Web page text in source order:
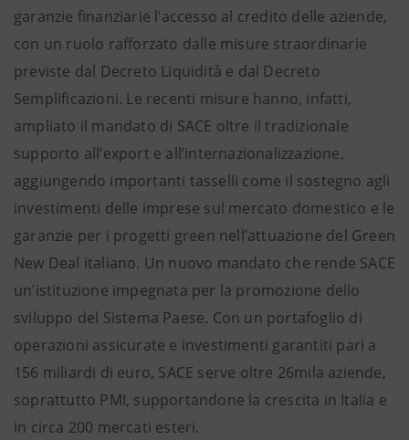
garanzie finanziarie l’accesso al credito delle aziende,
con un ruolo rafforzato dalle misure straordinarie
previste dal Decreto Liquidità e dal Decreto
Semplificazioni. Le recenti misure hanno, infatti,
ampliato il mandato di SACE oltre il tradizionale
supporto all’export e all’internazionalizzazione,
aggiungendo importanti tasselli come il sostegno agli
investimenti delle imprese sul mercato domestico e le
garanzie per i progetti green nell’attuazione del Green
New Deal italiano. Un nuovo mandato che rende SACE
un’istituzione impegnata per la promozione dello
sviluppo del Sistema Paese. Con un portafoglio di
operazioni assicurate e investimenti garantiti pari a
156 miliardi di euro, SACE serve oltre 26mila aziende,
soprattutto PMI, supportandone la crescita in Italia e
in circa 200 mercati esteri.